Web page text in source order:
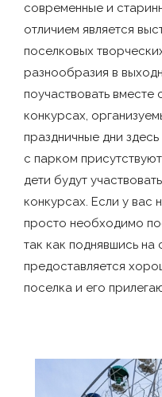
современные и
отличием является
поселковых
разнообразия в
поучаствовать вместе
конкурсах,
праздничные дни
с парком
дети будут
конкурсах. Если у вас
просто необходимо
так как поднявшись
предоставляется
поселка и его